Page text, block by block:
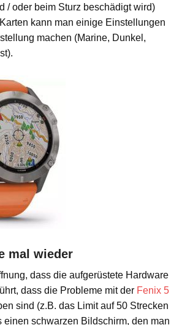
/ oder beim Sturz beschädigt wird)
kann man einige Einstellungen
machen (Marine, Dunkel,
mal wieder
dass die aufgerüstete Hardware
dass die Probleme mit der Fenix 5
sind (z.B. das Limit auf 50 Strecken
einen schwarzen Bildschirm, den man